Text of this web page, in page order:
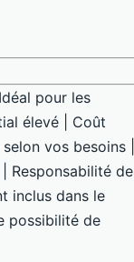
pour les
élevé | Coût
vos besoins |
Responsabilité de
inclus dans le
possibilité de